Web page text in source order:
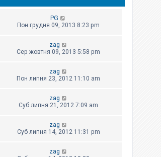
PG
Пон грудня 09, 2013 8:23 pm
zag
Сер жовтня 09, 2013 5:58 pm
zag
Пон липня 23, 2012 11:10 am
zag
Суб липня 21, 2012 7:09 am
zag
Суб липня 14, 2012 11:31 pm
zag